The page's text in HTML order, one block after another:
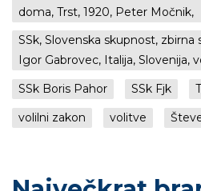
doma, Trst, 1920, Peter Močnik,
SSk, Slovenska skupnost, zbirna
Igor Gabrovec, Italija, Slovenija,
SSk Boris Pahor
SSk Fjk
volilni zakon
volitve